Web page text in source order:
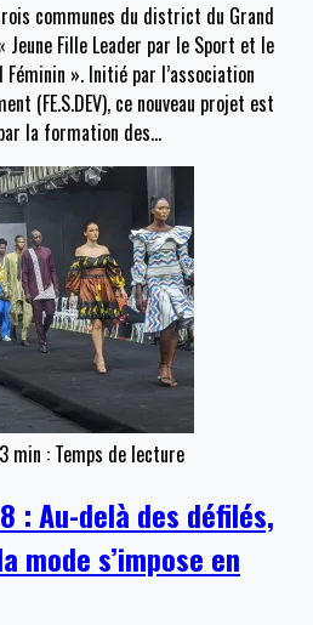
communes du district du Grand
Jeune Fille Leader par le Sport et le
Féminin ». Initié par l’association
(FE.S.DEV), ce nouveau projet est
la formation des…
3 min : Temps de lecture
: Au-delà des défilés,
mode s’impose en